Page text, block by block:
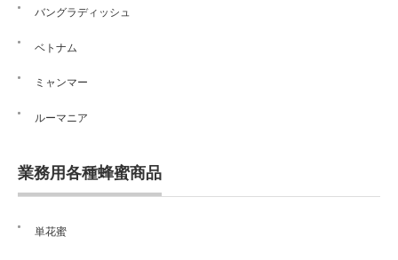
バングラディッシュ
ベトナム
ミャンマー
ルーマニア
業務用各種蜂蜜商品
単花蜜